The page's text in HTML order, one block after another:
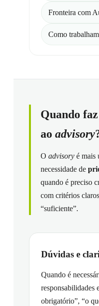
Fronteira com
Como
Quando
ao advisory
O advisory é mais
necessidade de
quando é preciso
com critérios
“suficiente”.
Dúvidas e
Quando é
responsabilidades
obrigatório”, “o